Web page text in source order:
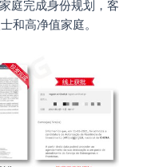
庭完成身份规划，客
和高净值家庭。